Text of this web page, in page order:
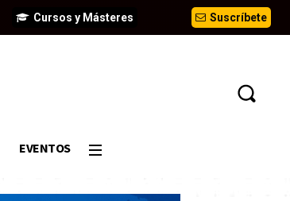
Suscríbete
Cursos y Másteres
EVENTOS